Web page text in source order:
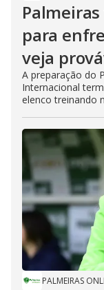
para
veja
A preparação do
Internacional
elenco treinando
PALMEIRAS